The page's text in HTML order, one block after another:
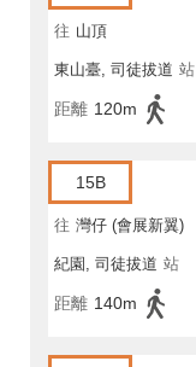
往 山頂
東山臺, 司徒拔道 站
距離 120m
15B
往 灣仔 (會展新翼)
紀園, 司徒拔道 站
距離 140m